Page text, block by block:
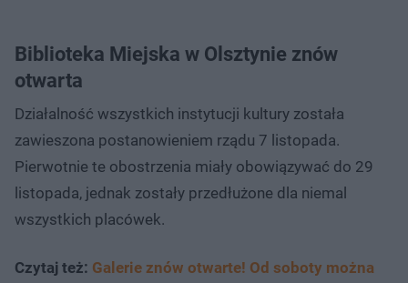
Biblioteka Miejska w Olsztynie znów
otwarta
Działalność wszystkich instytucji kultury została
zawieszona postanowieniem rządu 7 listopada.
Pierwotnie te obostrzenia miały obowiązywać do 29
listopada, jednak zostały przedłużone dla niemal
wszystkich placówek.
Czytaj też: Galerie znów otwarte! Od soboty można